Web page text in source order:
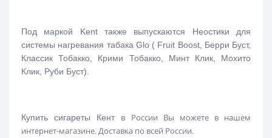
Под маркой Kent также выпускаются Неостики для
системы нагревания табака Glo ( Fruit Boost, Берри Буст,
Классик Тобакко, Крими Тобакко, Минт Клик, Мохито
Клик, Руби Буст).
Купить сигареты Кент в России Вы можете в нашем
интернет-магазине. Доставка по всей России.